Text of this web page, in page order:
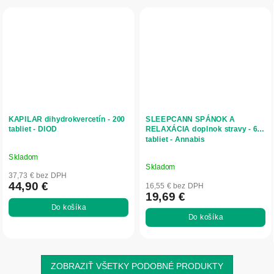
KAPILAR dihydrokvercetín - 200
tabliet - DIOD
Priemerné
hodnotenie
produktu
je
Skladom
37,73 € bez DPH
44,90 €
Do košíka
SLEEPCANN SPÁNOK A
RELAXÁCIA doplnok stravy - 60
tabliet - Annabis
Skladom
16,55 € bez DPH
19,69 €
Do košíka
ZOBRAZIŤ VŠETKY PODOBNÉ PRODUKTY